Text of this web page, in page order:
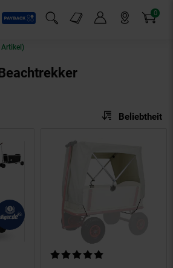
Payback
Suchfeld einblenden
Markt-Angebote 0
Artikel
Artikel)
Sortierung:
Beliebtheit
von 5 SternenKundenbewertung: 5 von 5